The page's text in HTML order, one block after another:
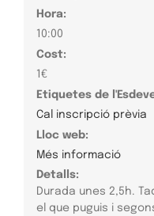
Hora:
10:00
Cost:
1€
Etiquetes de
Cal inscripció prèvia
Lloc web:
Més informació
Detalls:
Durada unes 2,5h.
el que puguis i